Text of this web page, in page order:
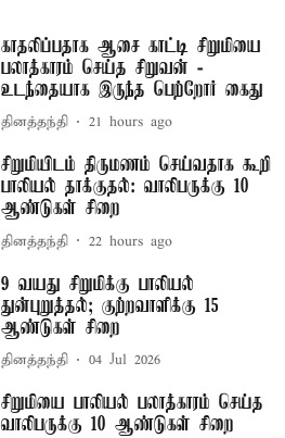
காதலிப்பதாக ஆசை காட்டி சிறுமியை
பலாத்காரம் செய்த சிறுவன் -
உடந்தையாக இருந்த பெற்றோர் கைது
தினத்தந்தி 21 hours ago
சிறுமியிடம் திருமணம் செய்வதாக கூறி
பாலியல் தாக்குதல்: வாலிபருக்கு 10
ஆண்டுகள் சிறை
தினத்தந்தி 22 hours ago
9 வயது சிறுமிக்கு பாலியல்
துன்புறுத்தல்; குற்றவாளிக்கு 15
ஆண்டுகள் சிறை
தினத்தந்தி 04 Jul 2026
சிறுமியை பாலியல் பலாத்காரம் செய்த
வாலிபருக்கு 10 ஆண்டுகள் சிறை